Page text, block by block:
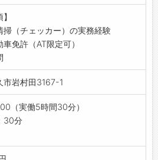
タオルやリネン類の回収
オルやアメニティの補充
イク（シーツ交換など）
下の掃除機がけ
業務
後の客室チェック
チームで作業を行います♪
高時給♪これまでのホテル清掃経験
けます！
掃（チェッカー）の実務経験
車免許（AT限定可）
市岩村田3167-1
（実働5時間30分）
30分